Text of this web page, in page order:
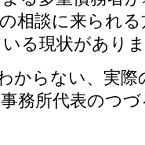
相談に来られ
る現状があり
からない、実際
務所代表のつ